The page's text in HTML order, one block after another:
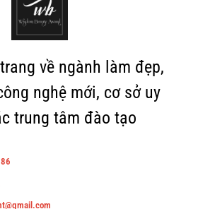
về ngành làm đẹp,
nghệ mới, cơ sở uy
trung tâm đào tạo